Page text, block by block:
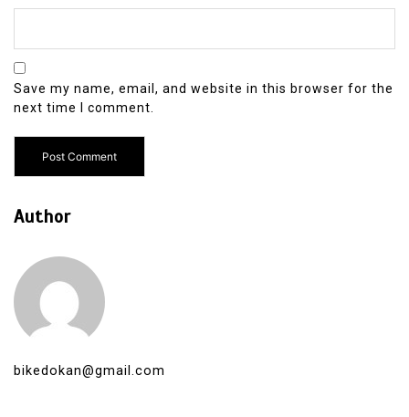
Save my name, email, and website in this browser for the
next time I comment.
Author
bikedokan@gmail.com